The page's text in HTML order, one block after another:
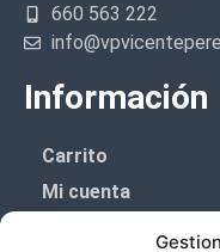
660 563 222
Información
Carrito
Mi cuenta